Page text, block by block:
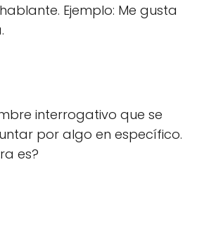
Ejemplo: Me gusta
interrogativo que se
por algo en específico.
es?